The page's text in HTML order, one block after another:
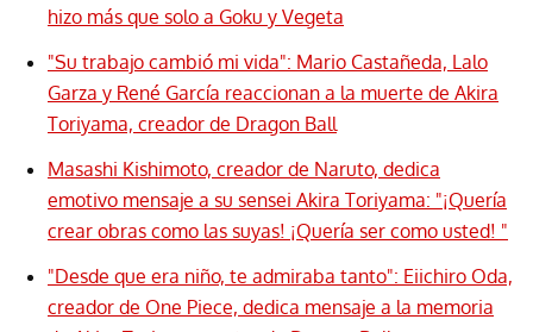
hizo más que solo a Goku y Vegeta
"Su trabajo cambió mi vida": Mario Castañeda, Lalo
Garza y René García reaccionan a la muerte de Akira
Toriyama, creador de Dragon Ball
Masashi Kishimoto, creador de Naruto, dedica
emotivo mensaje a su sensei Akira Toriyama: "¡Quería
crear obras como las suyas! ¡Quería ser como usted! "
"Desde que era niño, te admiraba tanto": Eiichiro Oda,
creador de One Piece, dedica mensaje a la memoria